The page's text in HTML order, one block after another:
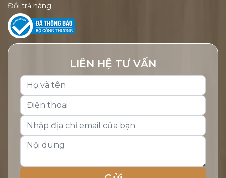
Đổi trả hàng
LIÊN HỆ TƯ VẤN